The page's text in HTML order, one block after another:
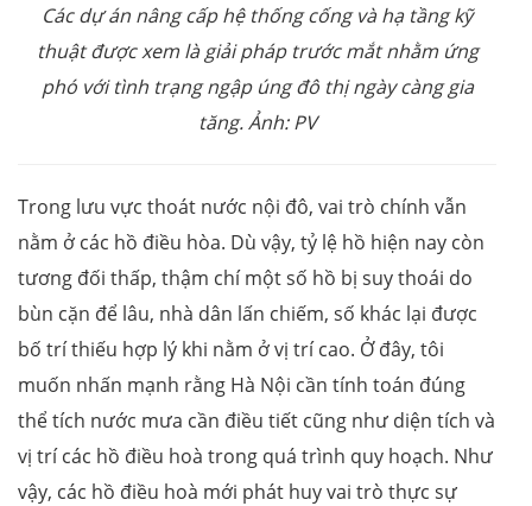
Các dự án nâng cấp hệ thống cống và hạ tầng kỹ
thuật được xem là giải pháp trước mắt nhằm ứng
phó với tình trạng ngập úng đô thị ngày càng gia
tăng. Ảnh: PV
Trong lưu vực thoát nước nội đô, vai trò chính vẫn
nằm ở các hồ điều hòa. Dù vậy, tỷ lệ hồ hiện nay còn
tương đối thấp, thậm chí một số hồ bị suy thoái do
bùn cặn để lâu, nhà dân lấn chiếm, số khác lại được
bố trí thiếu hợp lý khi nằm ở vị trí cao. Ở đây, tôi
muốn nhấn mạnh rằng Hà Nội cần tính toán đúng
thể tích nước mưa cần điều tiết cũng như diện tích và
vị trí các hồ điều hoà trong quá trình quy hoạch. Như
vậy, các hồ điều hoà mới phát huy vai trò thực sự